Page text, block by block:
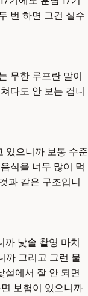
번 하면 그건 실수
무한 루프란 말이
다도 안 보는 겁니
있으니까 보통 수준
식을 너무 많이 먹
과 같은 구조입니
까 낯솔 촬영 마치
까 그리고 그런 물
설에서 잘 안 되면
보험이 있으니까